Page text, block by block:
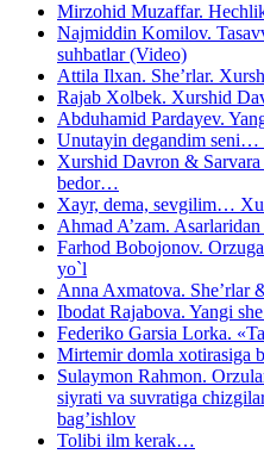
Mirzohid Muzaffar.
Najmiddin Komilov.
suhbatlar (Video)
Attila Ilxan. She’rlar.
Rajab Xolbek. Xurshid
Abduhamid Pardayev.
Unutayin degandim seni…
Xurshid Davron &
bedor…
Xayr, dema, sevgilim…
Ahmad A’zam.
Farhod Bobojonov.
yo`l
Anna Axmatova. She’rlar
Ibodat Rajabova. Yangi
Federiko Garsia Lorka.
Mirtemir domla xotirasiga
Sulaymon Rahmon.
siyrati va suvratiga
bag’ishlov
Tolibi ilm kerak…